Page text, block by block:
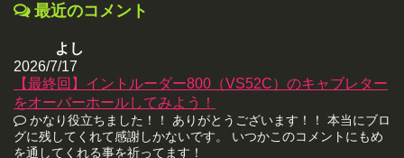
最近のコメント
よし
2026/7/17
【最終回】イントルーダー800（VS52C）のキャブレター
をオーバーホールしてみよう！
かなり役立ちました！！ ありがとうございます！！ 本当にブロ
グに残してくれて感謝しかないです。 いつかこのコメントにもめ
を通してくれる事を祈ってます！